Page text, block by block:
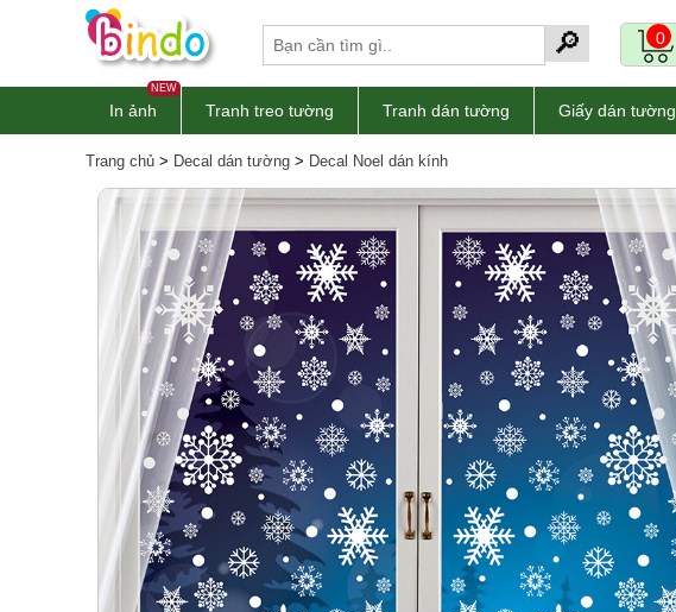
🔎 0
NEW
In ảnh Tranh treo tường Tranh dán tường Giấy dán tường
In ảnh theo yêu cầu
Decal Tết 2026
Decal Noel 2025
Thợ dán tường
Thi công dán kính
Decal dán tường
Giấy dán tường
Decal dán bếp
Decal dán kính
Tranh dán tường
Xốp dán tường
Sàn gỗ
Sàn nhựa
Đồng hồ
Đèn ngủ
Bán chạy
Trang chủ > Decal dán tường > Decal Noel dán kính